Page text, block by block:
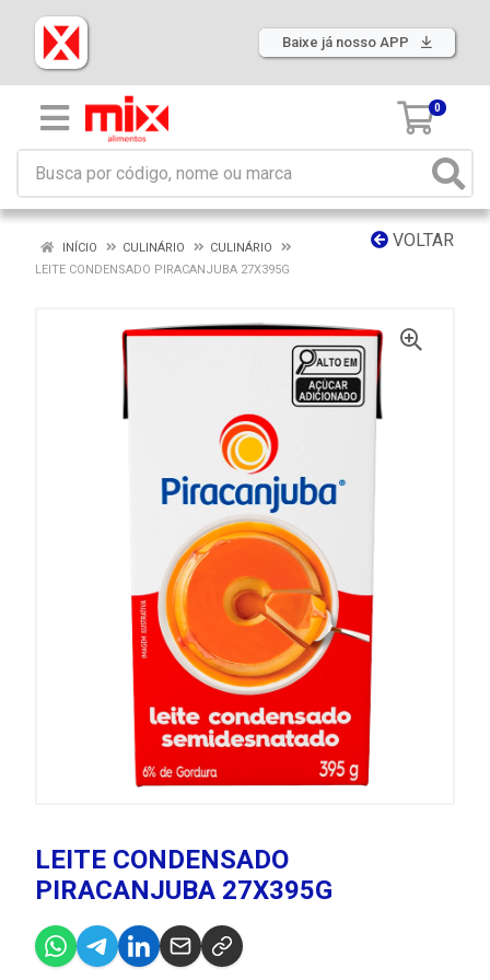
Baixe já nosso APP
0
VOLTAR
INÍCIO CULINÁRIO
CULINÁRIO
LEITE CONDENSADO PIRACANJUBA 27X395G
LEITE CONDENSADO
PIRACANJUBA 27X395G